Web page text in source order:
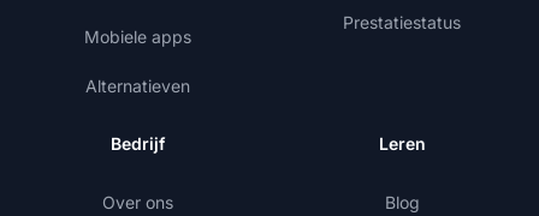
Mobiele apps
Alternatieven
Prestatiestatus
Bedrijf
Over ons
Leren
Blog